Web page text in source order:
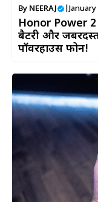
By NEERAJ |
Honor Power 2
बैटरी और
पॉवरहाउस फोन!